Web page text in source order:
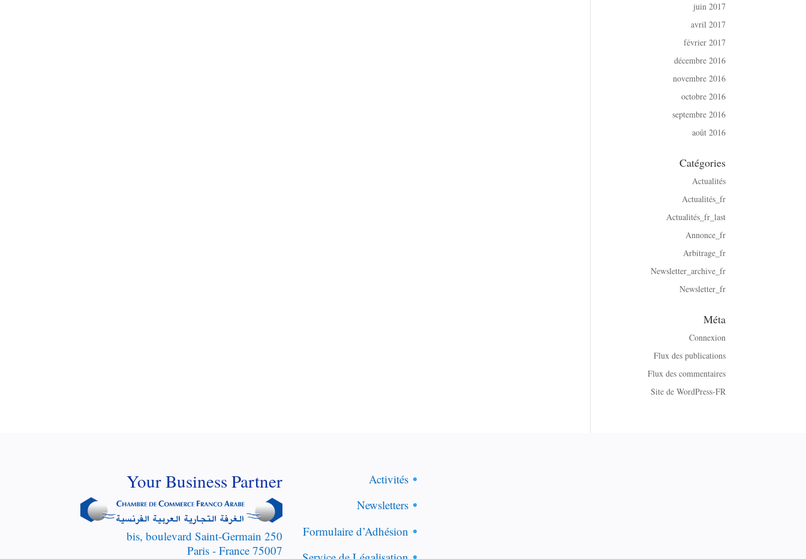
juin 2017
avril 2017
février 2017
décembre 2016
novembre 2016
octobre 2016
septembre 2016
août 2016
Catégories
Actualités
Actualités_fr
Actualités_fr_last
Annonce_fr
Arbitrage_fr
Newsletter_archive_fr
Newsletter_fr
Méta
Connexion
Flux des publications
Flux des commentaires
Site de WordPress-FR
Your Business Partner
250 bis, boulevard Saint-Germain
75007 Paris - France
Activités
Newsletters
Formulaire d’Adhésion